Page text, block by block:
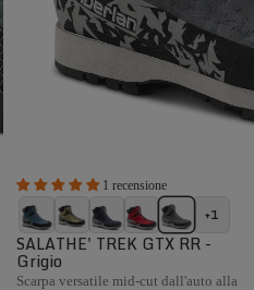
1 recensione
+1
SALATHE' TREK GTX RR -
Grigio
Scarpa versatile mid-cut dall'auto alla